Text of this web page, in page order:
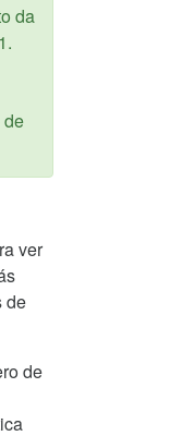
da
.
de
ver
de
de